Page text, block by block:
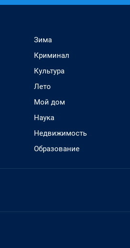
Зима
Криминал
Культура
Лето
Мой дом
Наука
Недвижимость
Образование